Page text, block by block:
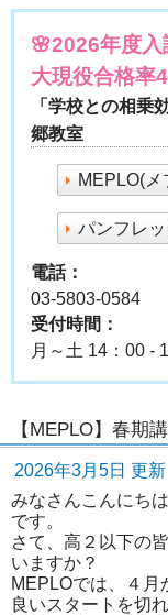
🌸2026年度
大現役合格率
「学校との相
郷教室
MEPLO(
パンフレ
電話：
03-5803-0584
受付時間：
月～土 14：00 -
【MEPLO】春期
2026年3月5日 更新
みなさんこんにち
です。
さて、高２以下の
いますか？
MEPLOでは、４
良いスタートを切